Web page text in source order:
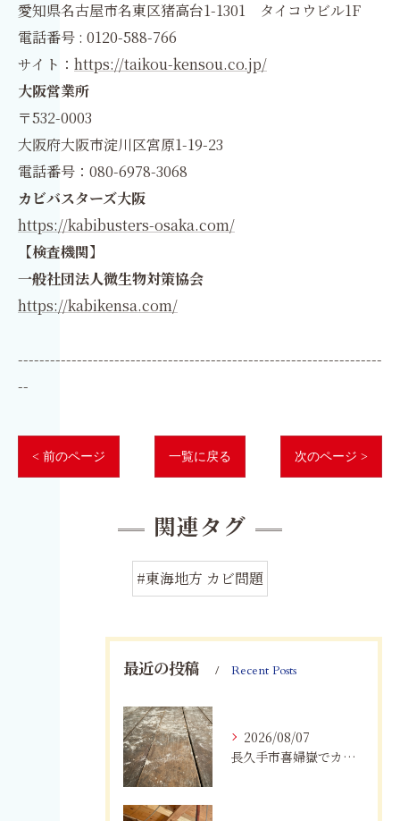
愛知県名古屋市名東区猪高台1-1301 タイコウビル1F
電話番号 : 0120-588-766
サイト： https://taikou-kensou.co.jp/
大阪営業所
〒532-0003
大阪府大阪市淀川区宮原1-19-23
電話番号：080-6978-3068
カビバスターズ大阪
https://kabibusters-osaka.com/
【検査機関】
一般社団法人微生物対策協会
https://kabikensa.com/
--------------------------------------------------------------------
--
< 前のページ 一覧に戻る 次のページ >
関連タグ
#東海地方 カビ問題
最近の投稿 Recent Posts
2026/08/07
長久手市喜婦嶽でカビに悩んだら｜住宅の湿気対策とプロによる解決方法